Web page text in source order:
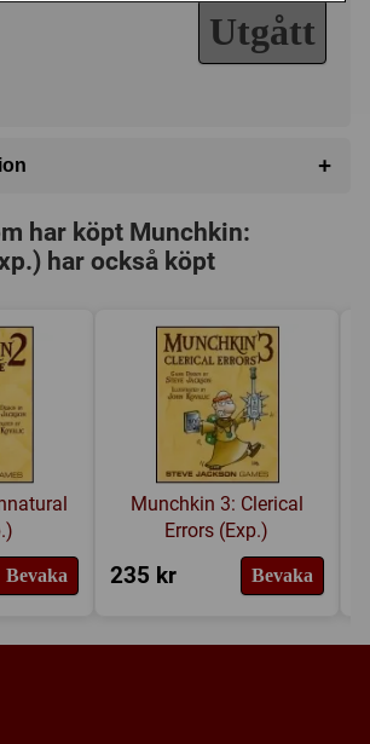
Utgått
+
och dess expansioner
Fighting Tärning
Jackson Games
hemsida
BoardGameGeek
18139
har köpt Munchkin:
har också köpt
Bevaka
Munchkin 3: Clerical
Errors (Exp.)
235 kr Bevaka